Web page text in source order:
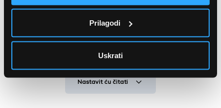
Prilagodi
Uskrati
Funkcija pare
Da
Da
Glasnoća rada centrifuge
72 dBA
Da
Program za bebe
Da
Nastavit ću čitati